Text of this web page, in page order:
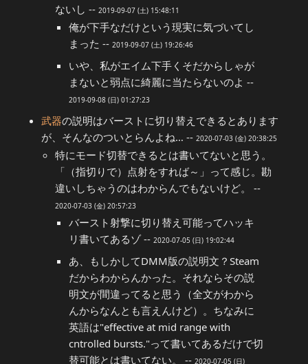
ないし -- 2019-09-07 (土) 15:48:11
俺が下手なだけという現実に気づいてし
まった -- 2019-09-07 (土) 19:26:46
いや、私がエイム下手くそだからしゃが
まないと弱点に綺麗に当たらないのよ --
2019-09-08 (日) 01:27:23
武器の説明はバーストに切り替えできるとあります
が、そんなのついとらんよね… -- 2020-07-03 (金) 20:38:25
特にモード切替できるとは書いてないと思う。
「（指切りで）点射をすれば～」って感じ。勘
違いしちゃうのはわからんでもないけど。 --
2020-07-03 (金) 20:57:23
バースト射撃に切り替え可能ってハッキ
リ書いてあるゾ -- 2020-07-05 (日) 19:02:44
あ、もしかしてDMM版の説明文？Steam
だからわからんかった。それならその説
明文が間違ってると思う（全文がわから
んからなんとも言えんけど）。ちなみに
英語は"effective at mid range with
cntrolled bursts."って書いてあるだけで切
替可能とは書いてない。 -- 2020-07-05 (日)